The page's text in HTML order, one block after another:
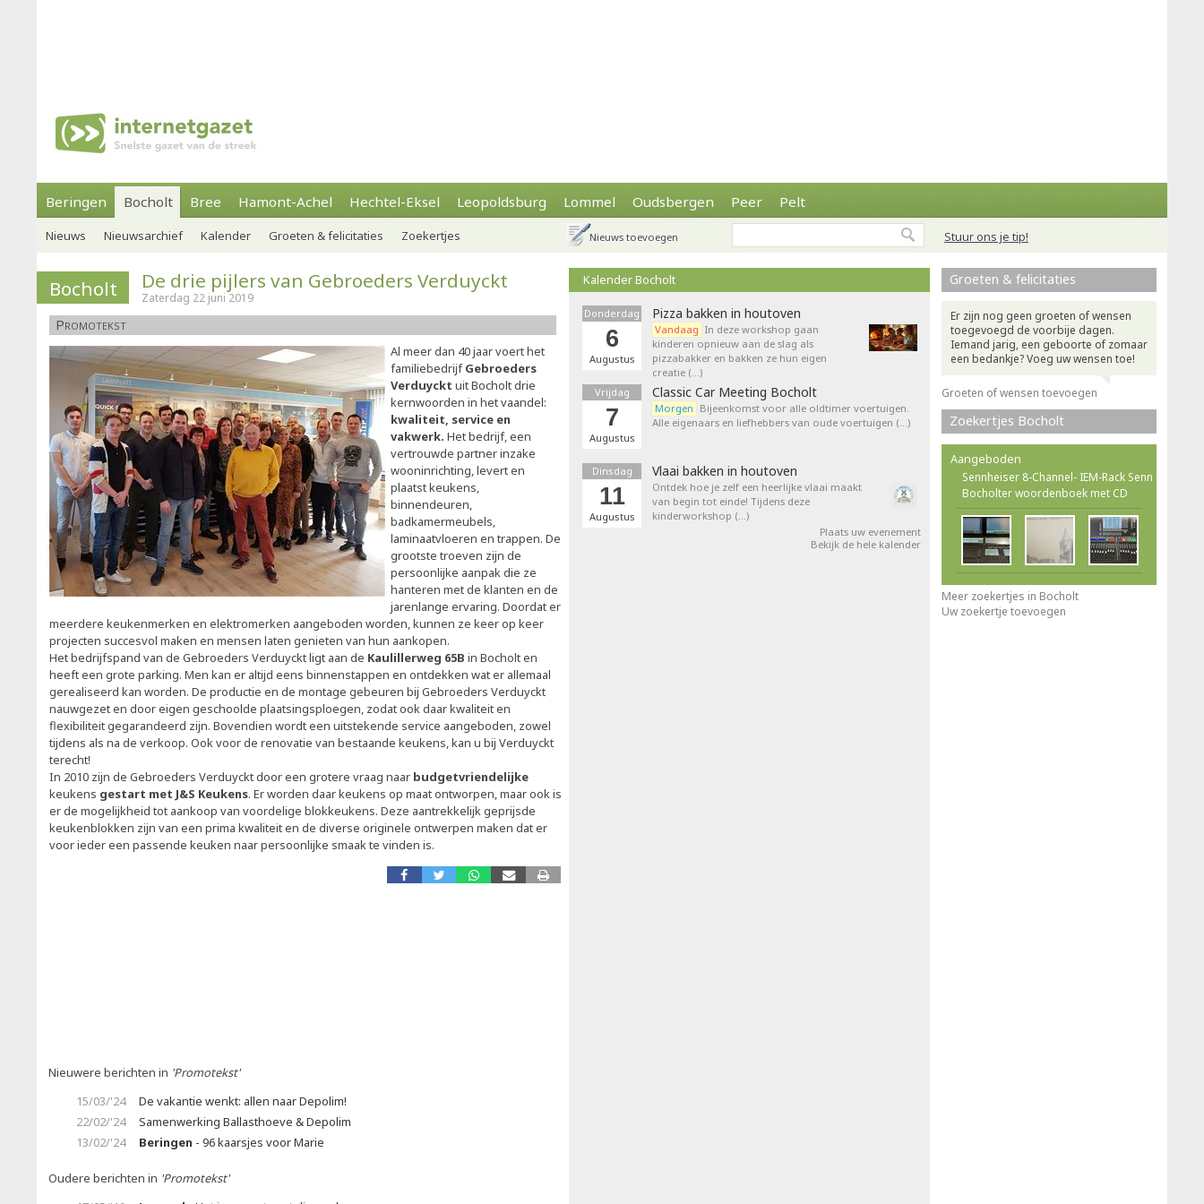
Beringen Bocholt Bree Hamont-Achel Hechtel-Eksel Leopoldsburg Lommel Oudsbergen Peer Pelt
Stuur ons je tip!
Nieuws Nieuwsarchief Kalender Groeten & felicitaties Zoekertjes Nieuws toevoegen
Bocholt De drie pijlers van Gebroeders Verduyckt
Zaterdag 22 juni 2019
Promotekst
Al meer dan 40 jaar voert het
familiebedrijfGebroeders
Verduyckt uit Bocholt drie
kernwoorden in het vaandel:
kwaliteit, service en
vakwerk. Het bedrijf, een
vertrouwde partner inzake
wooninrichting, levert en
plaatst keukens,
binnendeuren,
badkamermeubels,
laminaatvloeren en trappen. De
grootste troeven zijn de
persoonlijke aanpak die ze
hanteren met de klanten en de
jarenlange ervaring. Doordat er
meerdere keukenmerken en elektromerken aangeboden worden, kunnen ze keer op keer
projecten succesvol maken en mensen laten genieten van hun aankopen.
Het bedrijfspand van de Gebroeders Verduyckt ligt aan de Kaulillerweg 65B in Bocholt en
heeft een grote parking. Men kan er altijd eens binnenstappen en ontdekken wat er allemaal
gerealiseerd kan worden. De productie en de montage gebeuren bij Gebroeders Verduyckt
nauwgezet en door eigen geschoolde plaatsingsploegen, zodat ook daar kwaliteit en
flexibiliteit gegarandeerd zijn. Bovendien wordt een uitstekende service aangeboden, zowel
tijdens als na de verkoop. Ook voor de renovatie van bestaande keukens, kan u bij Verduyckt
terecht!
In 2010 zijn de Gebroeders Verduyckt door een grotere vraag naar budgetvriendelijke
keukens gestart met J&S Keukens. Er worden daar keukens op maat ontworpen, maar ook is
er de mogelijkheid tot aankoop van voordelige blokkeukens. Deze aantrekkelijk geprijsde
keukenblokken zijn van een prima kwaliteit en de diverse originele ontwerpen maken dat er
voor ieder een passende keuken naar persoonlijke smaak te vinden is.
Nieuwere berichten in 'Promotekst'
15/03/'24
De vakantie wenkt: allen naar Depolim!
22/02/'24
Samenwerking Ballasthoeve & Depolim
13/02/'24
Beringen - 96 kaarsjes voor Marie
Oudere berichten in 'Promotekst'
Kalender Bocholt
Donderdag
6
Augustus
Pizza bakken in houtoven
Vandaag In deze workshop gaan
kinderen opnieuw aan de slag als
pizzabakker en bakken ze hun eigen
creatie (…)
Vrijdag
7
Augustus
Classic Car Meeting Bocholt
Morgen Bijeenkomst voor alle oldtimer voertuigen.
Alle eigenaars en liefhebbers van oude voertuigen (…)
Dinsdag
11
Augustus
Vlaai bakken in houtoven
Ontdek hoe je zelf een heerlijke vlaai maakt
van begin tot einde! Tijdens deze
kinderworkshop (…)
Plaats uw evenement
Bekijk de hele kalender
Groeten & felicitaties
Er zijn nog geen groeten of wensen
toegevoegd de voorbije dagen.
Iemand jarig, een geboorte of zomaar
een bedankje? Voeg uw wensen toe!
Groeten of wensen toevoegen
Zoekertjes Bocholt
Aangeboden
Sennheiser 8-Channel- IEM-Rack Senn
Bocholter woordenboek met CD
Meer zoekertjes in Bocholt
Uw zoekertje toevoegen